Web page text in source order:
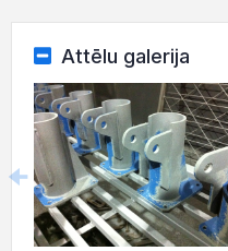
Attēlu galerija